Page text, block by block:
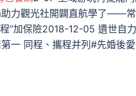
力觀光社開闢直航學了——
”加保險2018-12-05 遺世自
一 同程、攜程并列#先婚後愛